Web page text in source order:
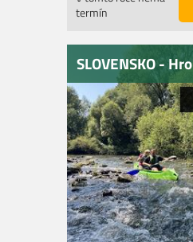
termín
SLOVENSKO -